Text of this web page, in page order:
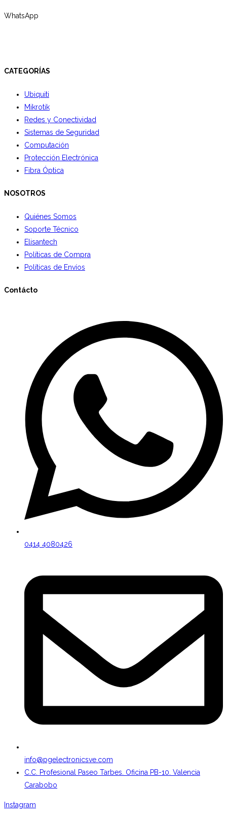
WhatsApp
CATEGORÍAS
Ubiquiti
Mikrotik
Redes y Conectividad
Sistemas de Seguridad
Computación
Protección Electrónica
Fibra Óptica
NOSOTROS
Quiénes Somos
Soporte Técnico
Elisantech
Políticas de Compra
Políticas de Envíos
Contácto
0414 4080426
info@pgelectronicsve.com
C.C. Profesional Paseo Tarbes. Oficina PB-10. Valencia
Carabobo
Instagram